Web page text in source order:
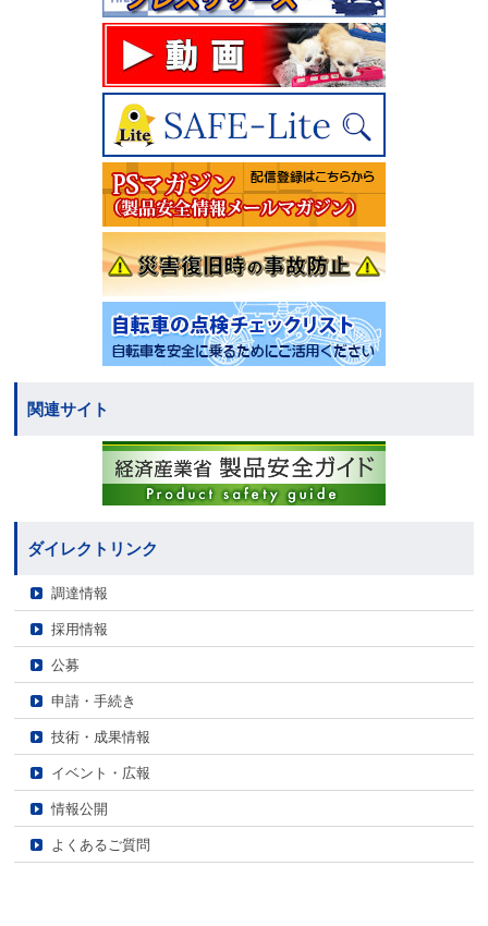
関連サイト
ダイレクトリンク
調達情報
採用情報
公募
申請・手続き
技術・成果情報
イベント・広報
情報公開
よくあるご質問